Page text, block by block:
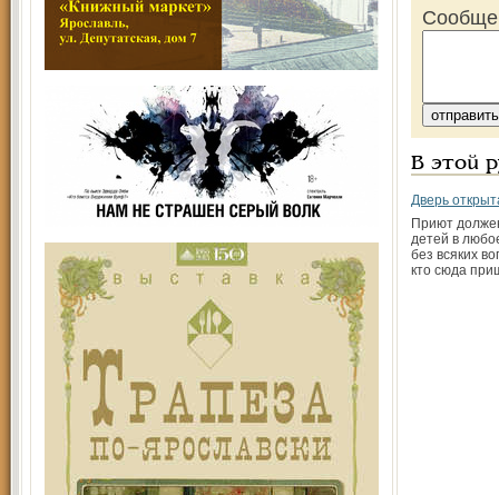
В этой
Дверь
Приют
детей в
без всяких
кто сюда